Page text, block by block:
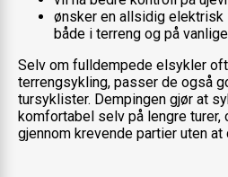
ønsker en allsidig
både i terreng og på
Selv om fulldempede elsykler
terrengsykling, passer de også
tursyklister. Dempingen gjør at
komfortabel selv på lengre turer,
gjennom krevende partier uten